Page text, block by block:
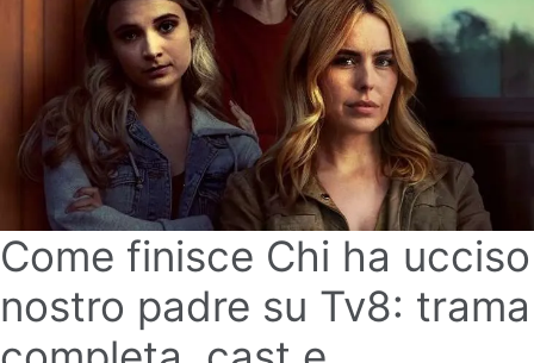
Come finisce Chi ha ucciso
nostro padre su Tv8: trama